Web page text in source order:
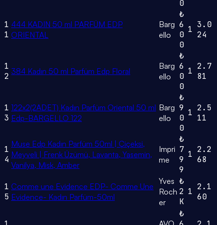
0
1
1
444 KADIN 50 ml PARFÜM EDP
ORIENTAL
Barg
ello
₺
6
0
0
1 3.0
24
1
2 384 Kadın 50 ml Parfüm Edp Floral
Barg
ello
₺
6
0
0
1 2.7
81
1
3
122x2(2ADET) Kadın Parfüm Oriental 50 ml
Edp-BARGELLO 122
Barg
ello
₺
9
0
0
1 2.5
11
1
4
Muse Edp Kadın Parfüm 50ml | Çiçeksi,
Meyveli | Frenk Üzümü, Lavanta, Yasemin,
Vanilya, Misk, Amber
Impri
me
₺
7
9
9
1 2.2
68
1
5
Comme une Evidence EDP- Comme Une
Evidence- Kadın Parfüm-50ml
Yves
Roch
er
₺
2
K
1 2.1
60
₺